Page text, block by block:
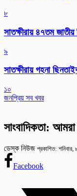
৮
সাতক্ষীরায় ৪৭তম
৯
সাতক্ষীরায় গহনা
১০
জনপ্রিয় সব খবর
সাংবাদিকতা:
ডেস্ক নিউজ প্রকাশিত:
Facebook